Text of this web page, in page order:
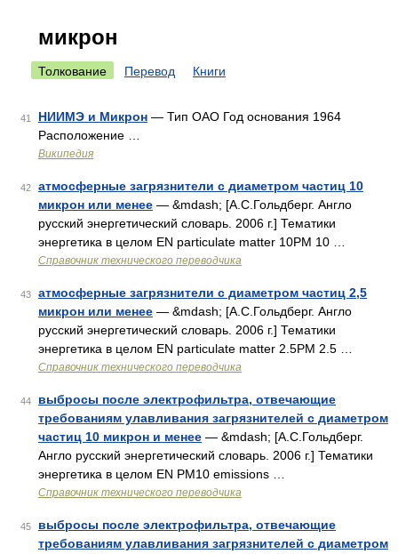
микрон
Толкование Перевод Книги
41 НИИМЭ и Микрон — Тип ОАО Год основания 1964
Расположение …
Википедия
42
атмосферные загрязнители с диаметром частиц 10
микрон или менее — &mdash; [А.С.Гольдберг. Англо
русский энергетический словарь. 2006 г.] Тематики
энергетика в целом EN particulate matter 10PM 10 …
Справочник технического переводчика
43
атмосферные загрязнители с диаметром частиц 2,5
микрон или менее — &mdash; [А.С.Гольдберг. Англо
русский энергетический словарь. 2006 г.] Тематики
энергетика в целом EN particulate matter 2.5PM 2.5 …
Справочник технического переводчика
44
выбросы после электрофильтра, отвечающие
требованиям улавливания загрязнителей с диаметром
частиц 10 микрон и менее — &mdash; [А.С.Гольдберг.
Англо русский энергетический словарь. 2006 г.] Тематики
энергетика в целом EN РМ10 emissions …
Справочник технического переводчика
45
выбросы после электрофильтра, отвечающие
требованиям улавливания загрязнителей с диаметром